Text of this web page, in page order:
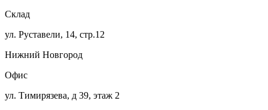
Склад
ул. Руставели, 14, стр.12
Нижний Новгород
Офис
ул. Тимирязева, д 39, этаж 2